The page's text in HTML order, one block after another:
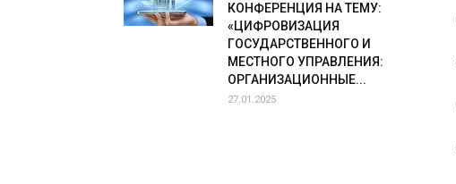
КОНФЕРЕНЦИЯ НА ТЕМУ:
«ЦИФРОВИЗАЦИЯ
ГОСУДАРСТВЕННОГО И
МЕСТНОГО УПРАВЛЕНИЯ:
ОРГАНИЗАЦИОННЫЕ...
27.01.2025